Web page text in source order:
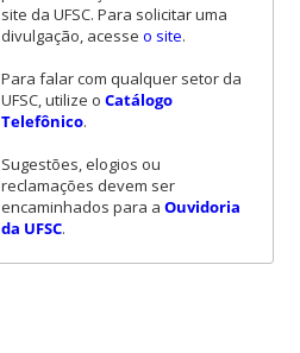
site da UFSC. Para solicitar uma
divulgação, acesse o site.
Para falar com qualquer setor da
UFSC, utilize o Catálogo
Telefônico.
Sugestões, elogios ou
reclamações devem ser
encaminhados para a Ouvidoria
da UFSC.